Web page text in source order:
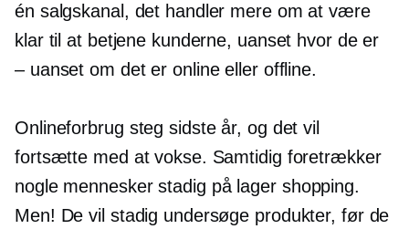
én salgskanal, det handler mere om at være
klar til at betjene kunderne, uanset hvor de er
– uanset om det er online eller offline.
Onlineforbrug steg sidste år, og det vil
fortsætte med at vokse. Samtidig foretrækker
nogle mennesker stadig på lagershopping.
Men! De vil stadig undersøge produkter, før de